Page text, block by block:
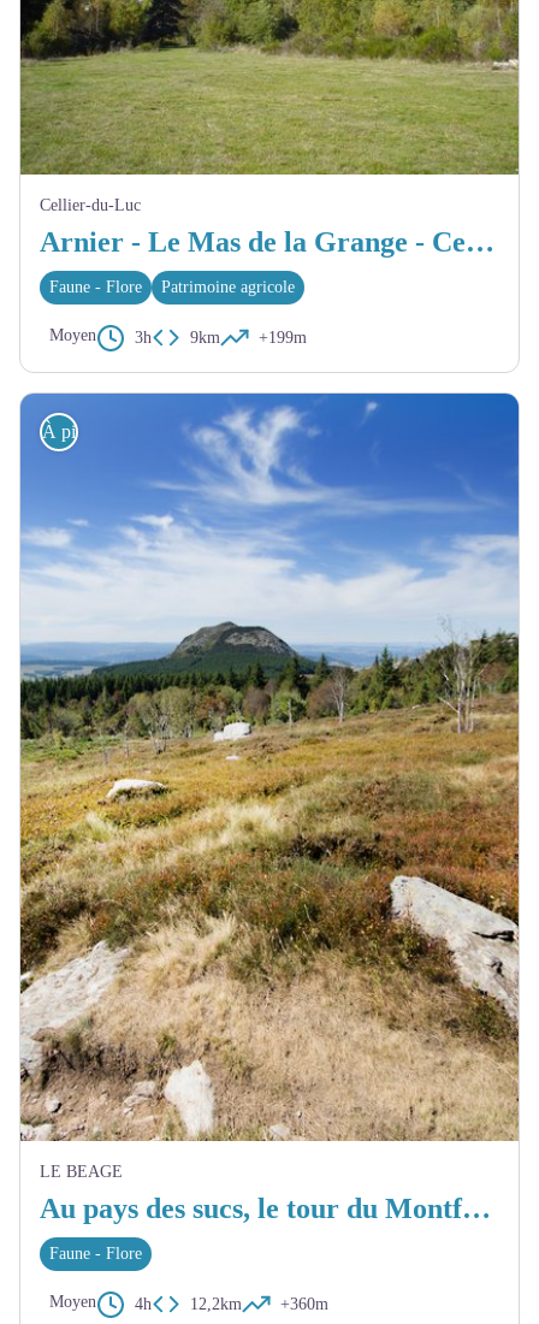
Cellier-du-Luc
Arnier - Le Mas de la Grange - Cellier-du-Luc
Faune - Flore Patrimoine agricole
Moyen 3h 9km +199m
À pied
LE BEAGE
Au pays des sucs, le tour du Montfol - Le Béage
Faune - Flore
Moyen 4h 12,2km +360m